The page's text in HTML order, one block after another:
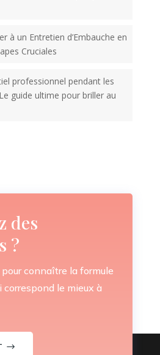
à un Entretien d’Embauche en
Cruciales
professionnel pendant les
guide ultime pour briller au
des
?
connaître la formule
correspond le mieux à